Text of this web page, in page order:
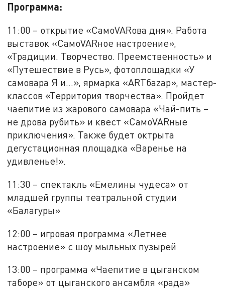
Программа:
11:00 – открытие «СамоVARова дня». Работа
выставок «СамоVARное настроение»,
«Традиции. Творчество. Преемственность» и
«Путешествие в Русь», фотоплощадки «У
самовара Я и…», ярмарка «ARTбаzар», мастер-
классов «Территория творчества». Пройдет
чаепитие из жарового самовара «Чай-пить –
не дрова рубить» и квест «СамоVARные
приключения». Также будет октрыта
дегустационная площадка «Варенье на
удивленье!».
11:30 – спектакль «Емелины чудеса» от
младшей группы театральной студии
«Балагуры»
12:00 – игровая программа «Летнее
настроение» с шоу мыльных пузырей
13:00 – программа «Чаепитие в цыганском
таборе» от цыганского ансамбля «рада»